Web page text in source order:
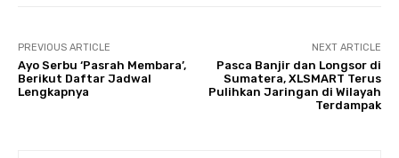
PREVIOUS ARTICLE
Ayo Serbu ‘Pasrah Membara’,
Berikut Daftar Jadwal
Lengkapnya
NEXT ARTICLE
Pasca Banjir dan Longsor di
Sumatera, XLSMART Terus
Pulihkan Jaringan di Wilayah
Terdampak